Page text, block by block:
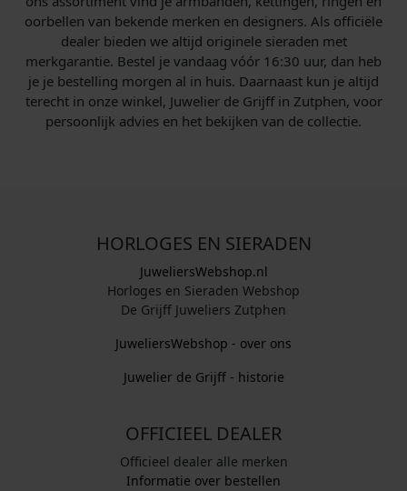
oorbellen van bekende merken en designers. Als officiële
dealer bieden we altijd originele sieraden met
merkgarantie. Bestel je vandaag vóór 16:30 uur, dan heb
je je bestelling morgen al in huis. Daarnaast kun je altijd
terecht in onze winkel, Juwelier de Grijff in Zutphen, voor
persoonlijk advies en het bekijken van de collectie.
HORLOGES EN SIERADEN
JuweliersWebshop.nl
Horloges en Sieraden Webshop
De Grijff Juweliers Zutphen
JuweliersWebshop - over ons
Juwelier de Grijff - historie
OFFICIEEL DEALER
Officieel dealer alle merken
Informatie over bestellen